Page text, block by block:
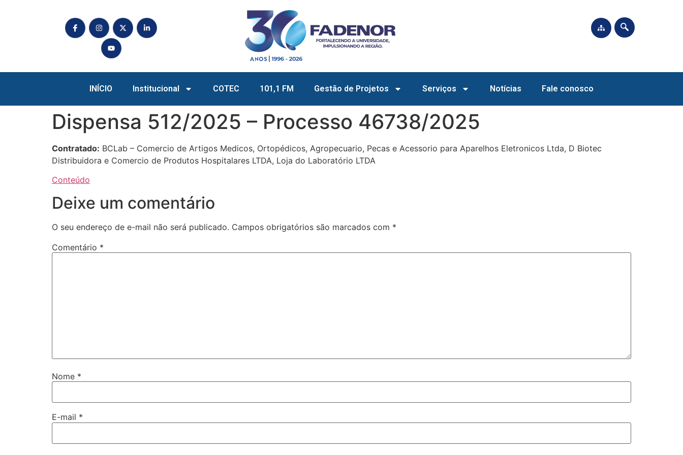
INÍCIO Institucional COTEC 101,1 FM Gestão de Projetos Serviços Notícias Fale conosco
Dispensa 512/2025 – Processo 46738/2025
Contratado: BCLab – Comercio de Artigos Medicos, Ortopédicos, Agropecuario, Pecas e Acessorio para Aparelhos Eletronicos Ltda, D Biotec
Distribuidora e Comercio de Produtos Hospitalares LTDA, Loja do Laboratório LTDA
Conteúdo
Deixe um comentário
O seu endereço de e-mail não será publicado. Campos obrigatórios são marcados com *
Comentário *
Nome *
E-mail *